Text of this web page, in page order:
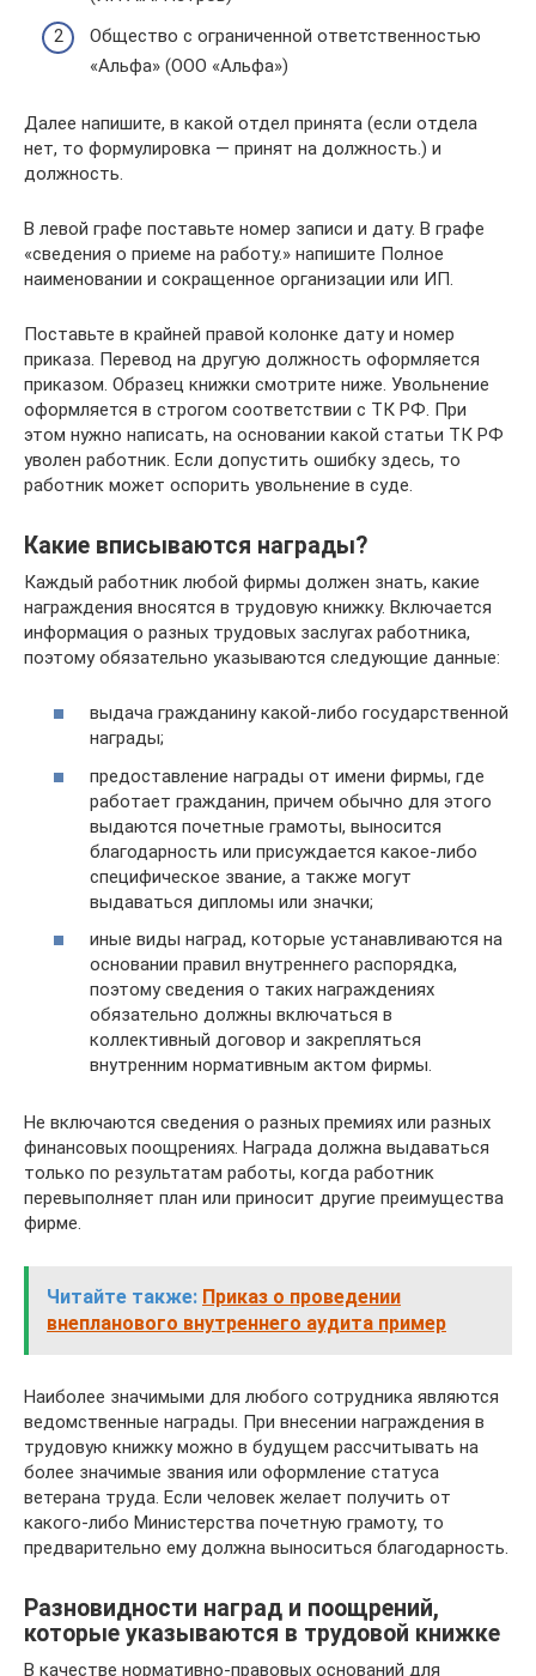
Общество с ограниченной ответственностью
«Альфа» (ООО «Альфа»)
Далее напишите, в какой отдел принята (если отдела
нет, то формулировка — принят на должность.) и
должность.
В левой графе поставьте номер записи и дату. В графе
«сведения о приеме на работу.» напишите Полное
наименовании и сокращенное организации или ИП.
Поставьте в крайней правой колонке дату и номер
приказа. Перевод на другую должность оформляется
приказом. Образец книжки смотрите ниже. Увольнение
оформляется в строгом соответствии с ТК РФ. При
этом нужно написать, на основании какой статьи ТК РФ
уволен работник. Если допустить ошибку здесь, то
работник может оспорить увольнение в суде.
Какие вписываются награды?
Каждый работник любой фирмы должен знать, какие
награждения вносятся в трудовую книжку. Включается
информация о разных трудовых заслугах работника,
поэтому обязательно указываются следующие данные:
выдача гражданину какой-либо государственной
награды;
предоставление награды от имени фирмы, где
работает гражданин, причем обычно для этого
выдаются почетные грамоты, выносится
благодарность или присуждается какое-либо
специфическое звание, а также могут
выдаваться дипломы или значки;
иные виды наград, которые устанавливаются на
основании правил внутреннего распорядка,
поэтому сведения о таких награждениях
обязательно должны включаться в
коллективный договор и закрепляться
внутренним нормативным актом фирмы.
Не включаются сведения о разных премиях или разных
финансовых поощрениях. Награда должна выдаваться
только по результатам работы, когда работник
перевыполняет план или приносит другие преимущества
фирме.
Читайте также: Приказ о проведении
внепланового внутреннего аудита пример
Наиболее значимыми для любого сотрудника являются
ведомственные награды. При внесении награждения в
трудовую книжку можно в будущем рассчитывать на
более значимые звания или оформление статуса
ветерана труда. Если человек желает получить от
какого-либо Министерства почетную грамоту, то
предварительно ему должна выноситься благодарность.
Разновидности наград и поощрений,
которые указываются в трудовой книжке
В качестве нормативно-правовых оснований для